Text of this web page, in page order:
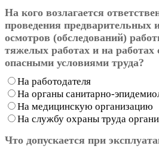
На кого возлагается
проведения предварительных
осмотров (обследований)
тяжелых работах и на
опасными условиями труда?
На работодателя
На органы санитарно-
На медицинскую организацию
На службу охраны труда
Что допускается при